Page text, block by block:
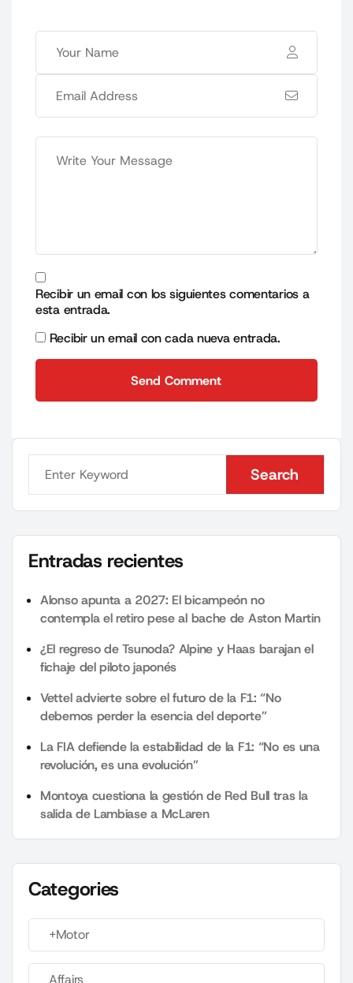
Recibir un email con los siguientes comentarios a
esta entrada.
Recibir un email con cada nueva entrada.
Send Comment
Search
Search
Entradas recientes
Alonso apunta a 2027: El bicampeón no
contempla el retiro pese al bache de Aston Martin
¿El regreso de Tsunoda? Alpine y Haas barajan el
fichaje del piloto japonés
Vettel advierte sobre el futuro de la F1: “No
debemos perder la esencia del deporte”
La FIA defiende la estabilidad de la F1: “No es una
revolución, es una evolución”
Montoya cuestiona la gestión de Red Bull tras la
salida de Lambiase a McLaren
Categories
+Motor